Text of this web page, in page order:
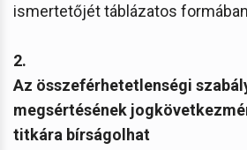
ismertetőjét táblázatos formában
2.
Az összeférhetetlenségi
megsértésének
titkára bírságolhat